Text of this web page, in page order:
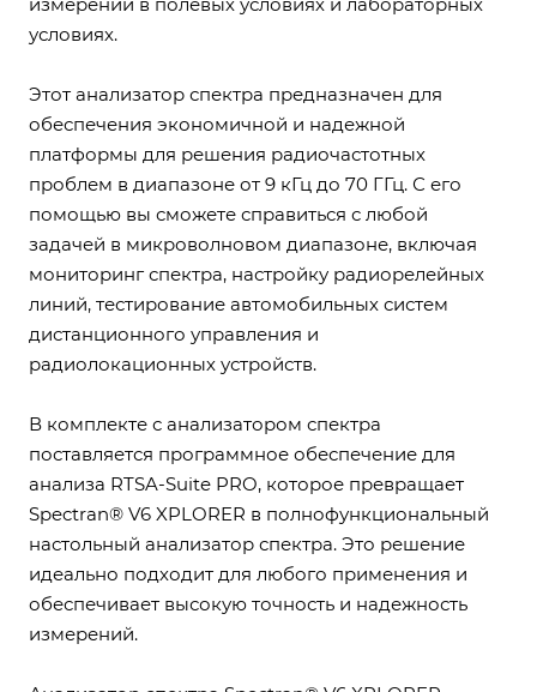
условиях.
Этот анализатор спектра предназначен для
обеспечения экономичной и надежной
платформы для решения радиочастотных
проблем в диапазоне от 9 кГц до 70 ГГц. С его
помощью вы сможете справиться с любой
задачей в микроволновом диапазоне, включая
мониторинг спектра, настройку радиорелейных
линий, тестирование автомобильных систем
дистанционного управления и
радиолокационных устройств.
В комплекте с анализатором спектра
поставляется программное обеспечение для
анализа RTSA-Suite PRO, которое превращает
Spectran® V6 XPLORER в полнофункциональный
настольный анализатор спектра. Это решение
идеально подходит для любого применения и
обеспечивает высокую точность и надежность
измерений.